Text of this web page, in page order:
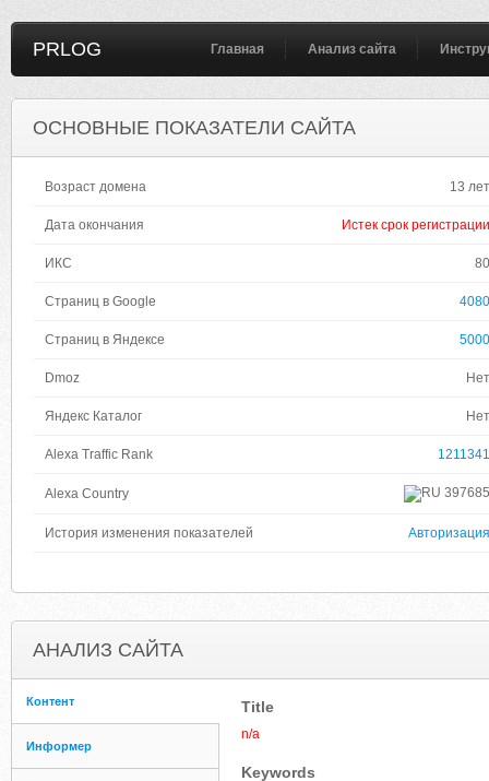
PRLOG Главная Анализ сайта
ОСНОВНЫЕ ПОКАЗАТЕЛИ САЙТА
Возраст домена 13 лет
Дата окончания Истек срок регистрации
ИКС 80
Страниц в Google 4080
Страниц в Яндексе 5000
Dmoz Нет
Яндекс Каталог Нет
Alexa Traffic Rank 1211341
Alexa Country 397685
История изменения показателей Авторизация
АНАЛИЗ САЙТА
Контент
Информер
Title
n/a
Keywords